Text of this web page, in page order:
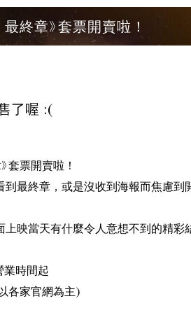
終章》套票開賣啦！
了喔 :(
套票開賣啦！
最終章，或是沒收到海報而焦慮到
映當天有什麼令人意想不到的精彩
時間起
各家官網為主)